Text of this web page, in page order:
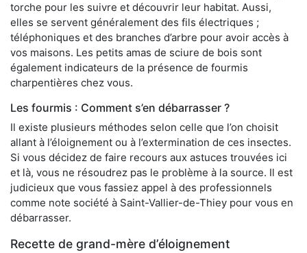
torche pour les suivre et découvrir leur habitat. Aussi,
elles se servent généralement des fils électriques ;
téléphoniques et des branches d’arbre pour avoir accès à
vos maisons. Les petits amas de sciure de bois sont
également indicateurs de la présence de fourmis
charpentières chez vous.
Les fourmis : Comment s’en débarrasser ?
Il existe plusieurs méthodes selon celle que l’on choisit
allant à l’éloignement ou à l’extermination de ces insectes.
Si vous décidez de faire recours aux astuces trouvées ici
et là, vous ne résoudrez pas le problème à la source. Il est
judicieux que vous fassiez appel à des professionnels
comme note société à Saint-Vallier-de-Thiey pour vous en
débarrasser.
Recette de grand-mère d’éloignement